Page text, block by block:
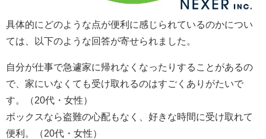
具体的にどのような点が便利に感じられているのかについ
ては、以下のような回答が寄せられました。
自分が仕事で急遽家に帰れなくなったりすることがあるの
で、家にいなくても受け取れるのはすごくありがたいで
す。（20代・女性）
ボックスなら盗難の心配もなく、好きな時間に受け取れて
便利。（20代・女性）